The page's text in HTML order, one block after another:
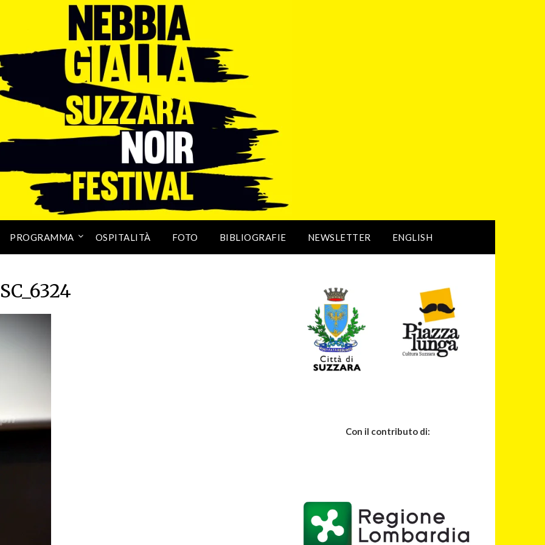
PROGRAMMA OSPITALITÀ FOTO BIBLIOGRAFIE NEWSLETTER ENGLISH
Con il contributo di: